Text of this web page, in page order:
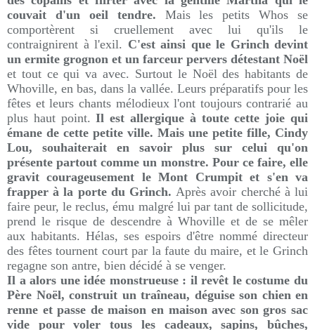
couvait d'un oeil tendre. Mais les petits Whos se
comportèrent si cruellement avec lui qu'ils le
contraignirent à l'exil. C'est ainsi que le Grinch devint
un ermite grognon et un farceur pervers détestant Noël
et tout ce qui va avec. Surtout le Noël des habitants de
Whoville, en bas, dans la vallée. Leurs préparatifs pour les
fêtes et leurs chants mélodieux l'ont toujours contrarié au
plus haut point.Il est allergique à toute cette joie qui
émane de cette petite ville. Mais une petite fille, Cindy
Lou, souhaiterait en savoir plus sur celui qu'on
présente partout comme un monstre. Pour ce faire, elle
gravit courageusement le Mont Crumpit et s'en va
frapper à la porte du Grinch.Après avoir cherché à lui
faire peur, le reclus, ému malgré lui par tant de sollicitude,
prend le risque de descendre à Whoville et de se mêler
aux habitants. Hélas, ses espoirs d'être nommé directeur
des fêtes tournent court par la faute du maire, et le Grinch
regagne son antre, bien décidé à se venger.
Il a alors une idée monstrueuse : il revêt le costume du
Père Noël, construit un traîneau, déguise son chien en
renne et passe de maison en maison avec son gros sac
vide pour voler tous les cadeaux, sapins, bûches,